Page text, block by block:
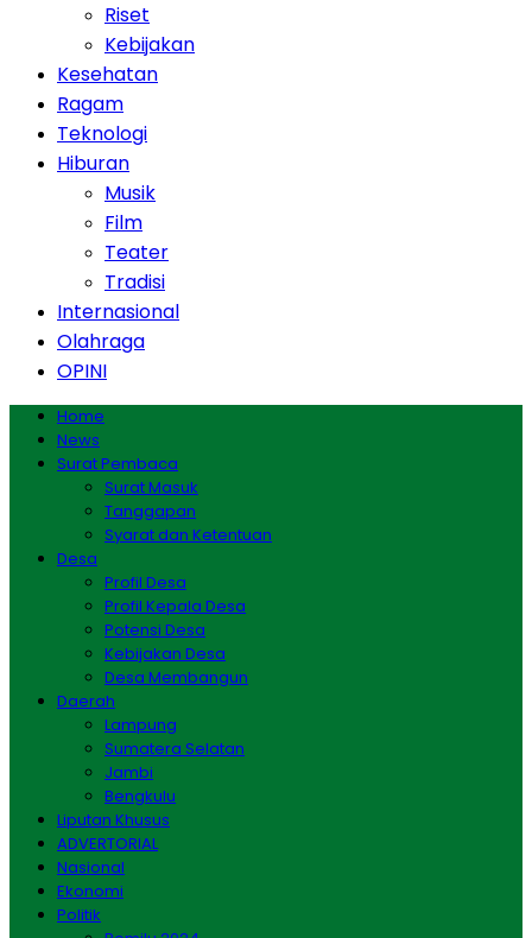
Riset
Kebijakan
Kesehatan
Ragam
Teknologi
Hiburan
Musik
Film
Teater
Tradisi
Internasional
Olahraga
OPINI
Home
News
Surat Pembaca
Surat Masuk
Tanggapan
Syarat dan Ketentuan
Desa
Profil Desa
Profil Kepala Desa
Potensi Desa
Kebijakan Desa
Desa Membangun
Daerah
Lampung
Sumatera Selatan
Jambi
Bengkulu
Liputan Khusus
ADVERTORIAL
Nasional
Ekonomi
Politik